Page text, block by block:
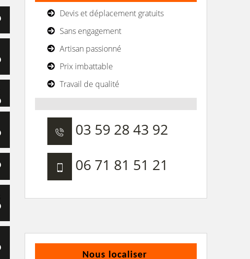
Devis et déplacement gratuits
Sans engagement
Artisan passionné
Prix imbattable
Travail de qualité
03 59 28 43 92
06 71 81 51 21
Nous localiser